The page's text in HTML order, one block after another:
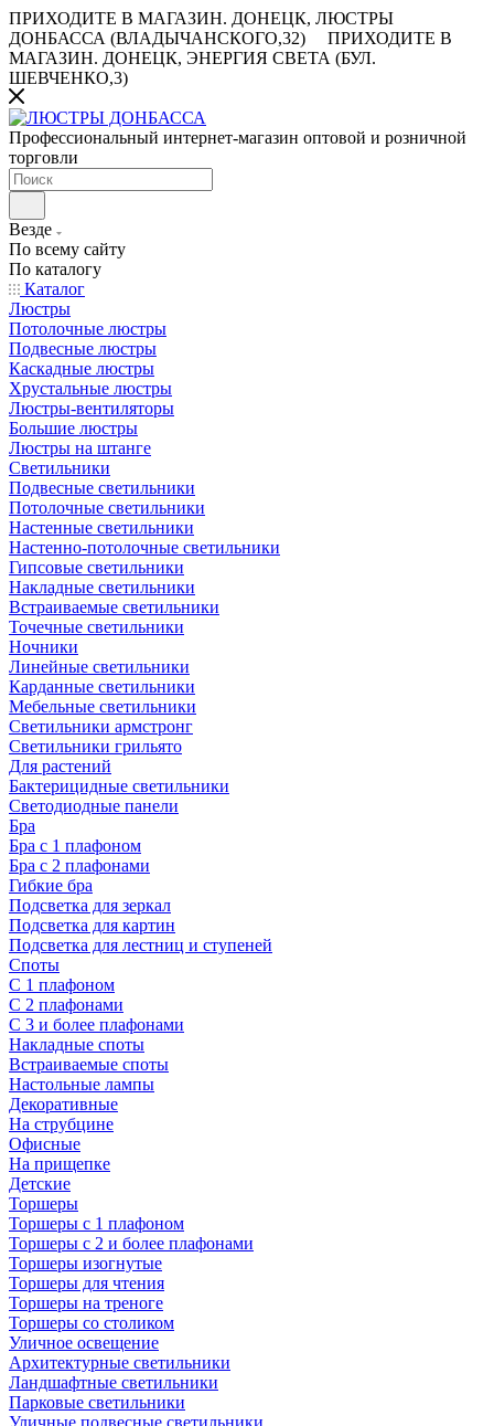
ПРИХОДИТЕ В МАГАЗИН. ДОНЕЦК, ЛЮСТРЫ
ДОНБАССА (ВЛАДЫЧАНСКОГО,32)
ПРИХОДИТЕ В
МАГАЗИН. ДОНЕЦК, ЭНЕРГИЯ СВЕТА (БУЛ.
ШЕВЧЕНКО,3)
Профессиональный интернет-магазин оптовой и розничной
торговли
Везде
По всему сайту
По каталогу
Каталог
Люстры
Потолочные люстры
Подвесные люстры
Каскадные люстры
Хрустальные люстры
Люстры-вентиляторы
Большие люстры
Люстры на штанге
Светильники
Подвесные светильники
Потолочные светильники
Настенные светильники
Настенно-потолочные светильники
Гипсовые светильники
Накладные светильники
Встраиваемые светильники
Точечные светильники
Ночники
Линейные светильники
Карданные светильники
Мебельные светильники
Светильники армстронг
Светильники грильято
Для растений
Бактерицидные светильники
Светодиодные панели
Бра
Бра с 1 плафоном
Бра с 2 плафонами
Гибкие бра
Подсветка для зеркал
Подсветка для картин
Подсветка для лестниц и ступеней
Споты
С 1 плафоном
С 2 плафонами
С 3 и более плафонами
Накладные споты
Встраиваемые споты
Настольные лампы
Декоративные
На струбцине
Офисные
На прищепке
Детские
Торшеры
Торшеры с 1 плафоном
Торшеры с 2 и более плафонами
Торшеры изогнутые
Торшеры для чтения
Торшеры на треноге
Торшеры со столиком
Уличное освещение
Архитектурные светильники
Ландшафтные светильники
Парковые светильники
Уличные подвесные светильники